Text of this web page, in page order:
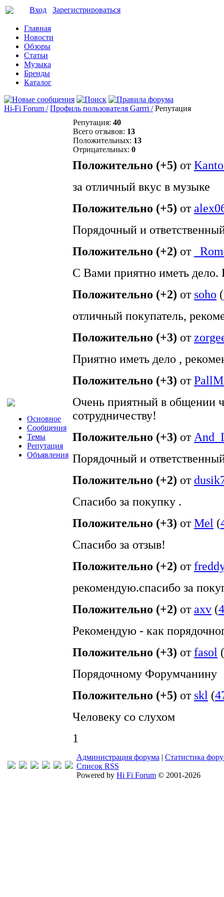
Вход Зарегистрироваться
Главная
Новости
Обзоры
Статьи
Музыка
Бренды
Каталог
Hi-Fi Forum / Профиль пользователя Garrri / Репутация
Основное
Сообщения
Темы
Репутация
Объявления
Репутация: 40
Всего отзывов: 13
Положительных: 13
Отрицательных: 0
Положительно (+5) от
за отличный вкус в музыке
Положительно (+5) от
Порядочный и
Положительно (+2) от
С Вами приятно иметь
Положительно (+2) от soho (
отличный покупатель,
Положительно (+3) от
Приятно иметь дело ,
Положительно (+3) от
Очень приятный в общении
сотрудничеству!
Положительно (+3) от
Порядочный и
Положительно (+2) от
Спасибо за покупку .
Положительно (+3) отMel (
Спасибо за отзыв!
Положительно (+2) от
рекомендую.спасибо за
Положительно (+2) отaxv (
Рекомендую - как
Положительно (+3) отfasol (
Порядочному Форумчанину
Положительно (+5) от skl (
Человеку со слухом
1
Администрация форума | Статистика
Список RSS
Powered by Hi Fi Forum © 2001-2026